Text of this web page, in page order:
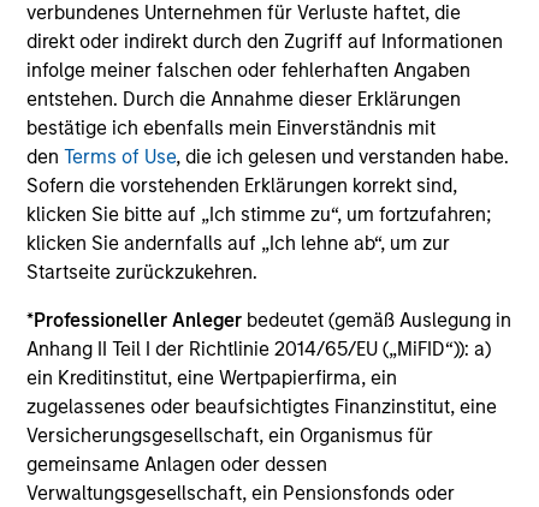
verbundenes Unternehmen für Verluste haftet, die
direkt oder indirekt durch den Zugriff auf Informationen
infolge meiner falschen oder fehlerhaften Angaben
entstehen. Durch die Annahme dieser Erklärungen
bestätige ich ebenfalls mein Einverständnis mit
denTerms of Use, die ich gelesen und verstanden habe.
Sofern die vorstehenden Erklärungen korrekt sind,
klicken Sie bitte auf „Ich stimme zu“, um fortzufahren;
klicken Sie andernfalls auf „Ich lehne ab“, um zur
Startseite zurückzukehren.
*Professioneller Anleger bedeutet (gemäß Auslegung in
Anhang II Teil I der Richtlinie 2014/65/EU („MiFID“)): a)
ein Kreditinstitut, eine Wertpapierfirma, ein
zugelassenes oder beaufsichtigtes Finanzinstitut, eine
Versicherungsgesellschaft, ein Organismus für
gemeinsame Anlagen oder dessen
Verwaltungsgesellschaft, ein Pensionsfonds oder
Der Einsatz von Fremdkapital erhöht die Risiken, so dass
eine relativ kleine Bewegung im Wert einer Anlage zu einer
unverhältnismäßig großen Bewegung, sowohl im negativen
als auch im positiven Sinne, im Wert dieser Anlage und
damit auch im Wert des Fonds führen kann.
Die auf dieser Webseite verfügbaren Unterlagen beziehen
sich auf mehrere Teilfonds der Morgan Stanley Investment
Management Funds-Reihe. Bitte beachten Sie, dass nicht
alle Teilfonds in allen Ländern verfügbar sind und Teilfonds
nicht für Personen mit Wohnsitz in Ländern verfügbar sind,
in denen die Weitergabe bzw. Verfügbarkeit des Materials
zuwiderlaufen würde.
Je höher die Kategorie (1-7), desto höher ist der mögliche
Ertrag, aber auch das Risiko, den ursprünglich angelegten
Betrag zu verlieren. Kategorie 1 bedeutet nicht, dass es sich
um eine risikofreie Anlage handelt. Bitte beachten Sie die
BasisInformationsBlatt („BIB“) des Fonds unter Ressourcen,
die Risikoeinstufungen und -hinweise für die einzelnen
Anlageklassen enthalten.